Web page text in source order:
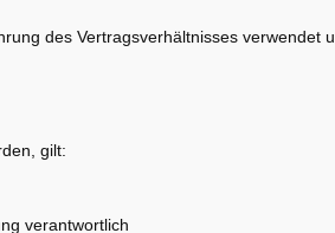
des Vertragsverhältnisses verwendet
gilt:
verantwortlich